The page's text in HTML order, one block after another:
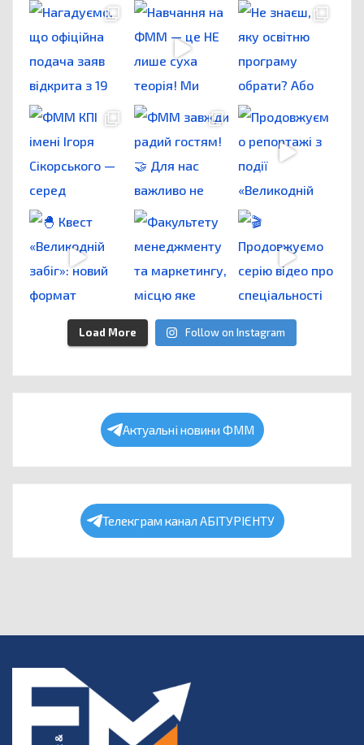
Load More Follow on Instagram
Актуальні новини ФММ
Телекграм канал АБІТУРІЄНТУ